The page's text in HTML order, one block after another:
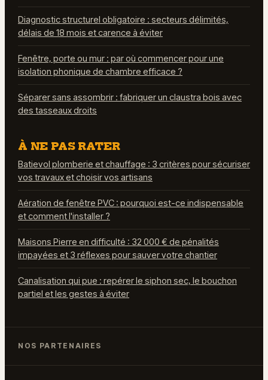
Diagnostic structurel obligatoire : secteurs délimités,
délais de 18 mois et carence à éviter
Fenêtre, porte ou mur : par où commencer pour une
isolation phonique de chambre efficace ?
Séparer sans assombrir : fabriquer un claustra bois avec
des tasseaux droits
À NE PAS RATER
Batievol plomberie et chauffage : 3 critères pour sécuriser
vos travaux et choisir vos artisans
Aération de fenêtre PVC : pourquoi est-ce indispensable
et comment l'installer ?
Maisons Pierre en difficulté : 32 000 € de pénalités
impayées et 3 réflexes pour sauver votre chantier
Canalisation qui pue : repérer le siphon sec, le bouchon
partiel et les gestes à éviter
NOS PARTENAIRES